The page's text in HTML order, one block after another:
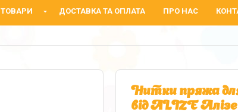
ТОВАРИ ДОСТАВКА ТА ОПЛАТА ПРО НАС
Нитки пряжа
від ALIZE Алізе